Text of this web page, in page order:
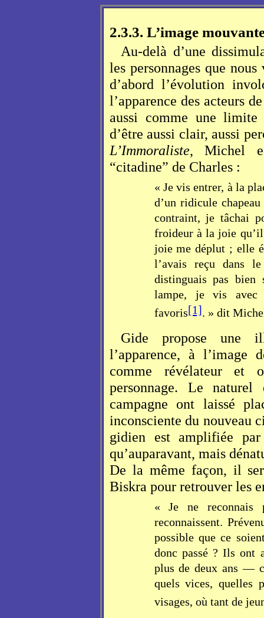
2.3.3. L’image
Au-delà d’une
les personnages que
d’abord l’évolution
l’apparence des acteurs
aussi comme une
d’être aussi clair, aussi
L’Immoraliste, Michel
“citadine” de Charles :
« Je vis entrer, à la
d’un ridicule chapeau
contraint, je tâchai
froideur à la joie
joie me déplut ; elle
l’avais reçu dans
distinguais pas bien
lampe, je vis avec
favoris[1]. » dit
Gide propose une
l’apparence, à
comme révélateur et
personnage. Le
campagne ont laissé
inconsciente du nouveau
gidien est amplifiée
qu’auparavant, mais
De la même façon, il
Biskra pour retrouver les
« Je ne reconnais
reconnaissent.
possible que ce
donc passé ? Ils ont
plus de deux ans —
quels vices, quelles
visages, où tant de